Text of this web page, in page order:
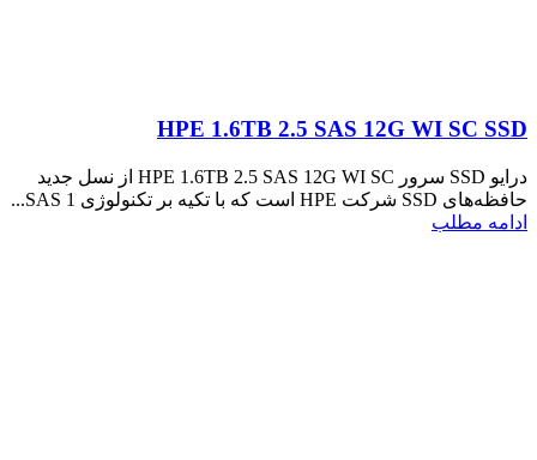
HPE 1.6TB 2.5 SAS 12G WI SC SSD
درایو SSD سرور HPE 1.6TB 2.5 SAS 12G WI SC از نسل جدید
حافظه‌های SSD شرکت HPE است که با تکیه بر تکنولوژی SAS 1...
ادامه مطلب